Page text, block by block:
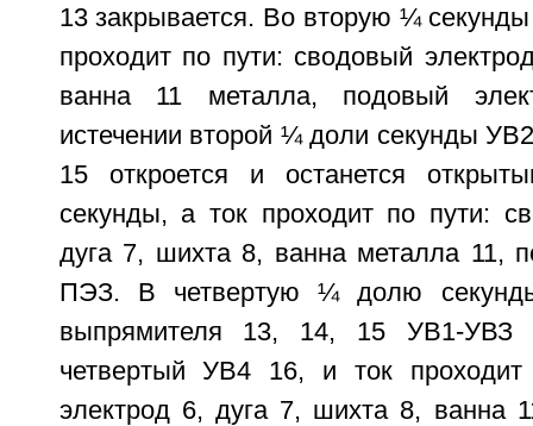
13 закрывается. Во вторую ¼
проходит по пути: сводовый
ванна 11 металла, подовый
истечении второй ¼ доли секунды
15 откроется и останется
секунды, а ток проходит по пути:
дуга 7, шихта 8, ванна металла 11,
ПЭЗ. В четвертую ¼ долю
выпрямителя 13, 14, 15 УВ1-УВЗ
четвертый УВ4 16, и ток
электрод 6, дуга 7, шихта 8, ванна